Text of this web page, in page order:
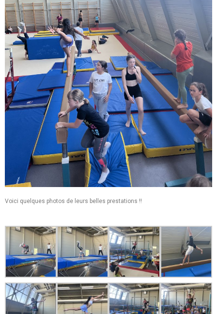
Voici quelques photos de leurs belles prestations !!